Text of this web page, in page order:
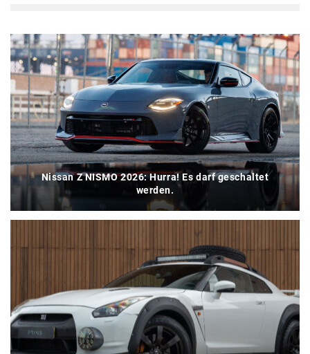
Nissan Z NISMO 2026: Hurra! Es darf geschaltet
werden.